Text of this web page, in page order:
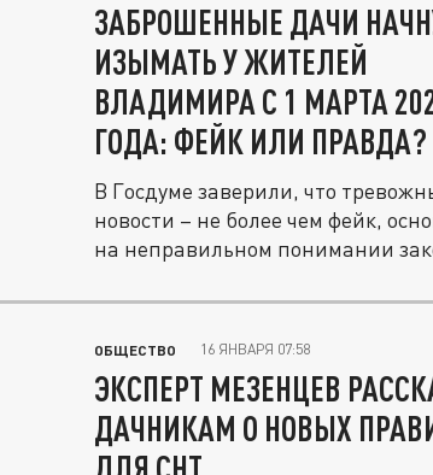
ЗАБРОШЕННЫЕ ДАЧИ
ИЗЫМАТЬ У ЖИТЕЛЕЙ
ВЛАДИМИРА С 1 МАРТА
ГОДА: ФЕЙК ИЛИ ПРАВДА?
В Госдуме заверили, что
новости – не более чем фейк,
на неправильном понимании
ОБЩЕСТВО 16 ЯНВАРЯ 07:58
ЭКСПЕРТ МЕЗЕНЦЕВ
ДАЧНИКАМ О НОВЫХ